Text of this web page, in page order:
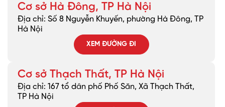
Cơ sở Hà Đông, TP Hà Nội
Địa chỉ: Số 8 Nguyễn Khuyến, phường Hà Đông, TP
Hà Nội
XEM ĐƯỜNG ĐI
Cơ sở Thạch Thất, TP Hà Nội
Địa chỉ: 167 tổ dân phố Phố Săn, Xã Thạch Thất,
TP Hà Nội